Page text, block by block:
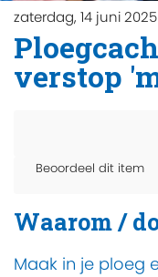
zaterdag, 14 juni
verstop
Beoordeel dit item
Waarom /
Maak in je ploeg